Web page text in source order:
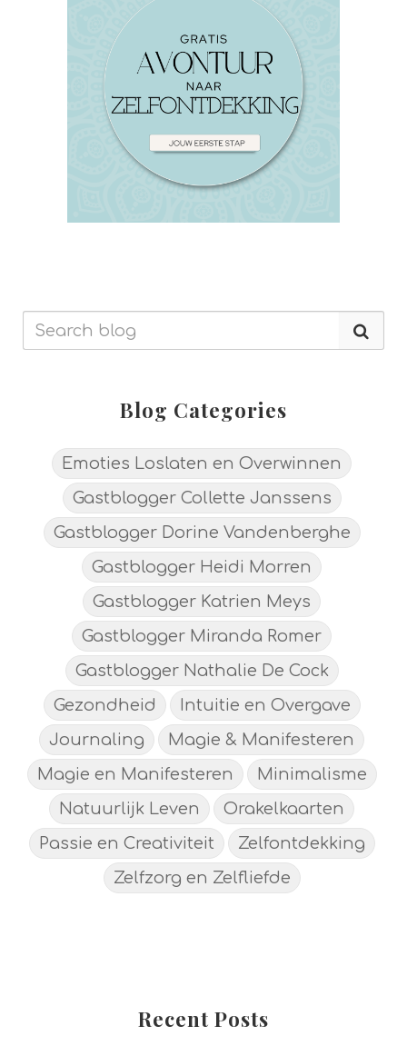
Blog Categories
Emoties Loslaten en Overwinnen
Gastblogger Collette Janssens
Gastblogger Dorine Vandenberghe
Gastblogger Heidi Morren
Gastblogger Katrien Meys
Gastblogger Miranda Romer
Gastblogger Nathalie De Cock
Gezondheid
Intuitie en Overgave
Journaling
Magie & Manifesteren
Magie en Manifesteren
Minimalisme
Natuurlijk Leven
Orakelkaarten
Passie en Creativiteit
Zelfontdekking
Zelfzorg en Zelfliefde
Recent Posts